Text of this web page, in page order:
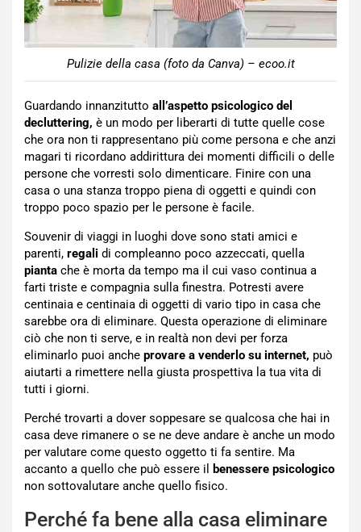
Pulizie della casa (foto da Canva) – ecoo.it
Guardando innanzitutto all’aspetto psicologico del
decluttering, è un modo per liberarti di tutte quelle cose
che ora non ti rappresentano più come persona e che anzi
magari ti ricordano addirittura dei momenti difficili o delle
persone che vorresti solo dimenticare. Finire con una
casa o una stanza troppo piena di oggetti e quindi con
troppo poco spazio per le persone è facile.
Souvenir di viaggi in luoghi dove sono stati amici e
parenti, regali di compleanno poco azzeccati, quella
pianta che è morta da tempo ma il cui vaso continua a
farti triste e compagnia sulla finestra. Potresti avere
centinaia e centinaia di oggetti di vario tipo in casa che
sarebbe ora di eliminare. Questa operazione di eliminare
ciò che non ti serve, e in realtà non devi per forza
eliminarlo puoi anche provare a venderlo su internet, può
aiutarti a rimettere nella giusta prospettiva la tua vita di
tutti i giorni.
Perché trovarti a dover soppesare se qualcosa che hai in
casa deve rimanere o se ne deve andare è anche un modo
per valutare come questo oggetto ti fa sentire. Ma
accanto a quello che può essere il
benessere psicologico
non sottovalutare anche quello fisico.
Perché fa bene alla casa eliminare